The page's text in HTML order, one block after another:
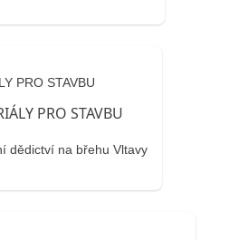
PRO STAVBU
dědictví na břehu Vltavy